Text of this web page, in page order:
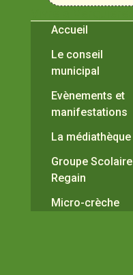
Accueil
Le conseil
municipal
Evènements et
manifestations
La médiathèque
Groupe Scolaire
Regain
Micro-crèche